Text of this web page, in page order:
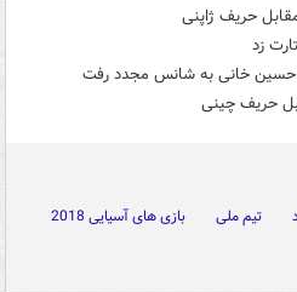
حریف ژاپنی
زد
حسین خانی به شانس مجدد رفت
حریف چینی
تیم ملی
بازی های آسیایی 2018